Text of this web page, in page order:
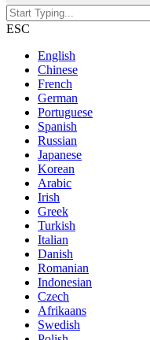
ESC
English
Chinese
French
German
Portuguese
Spanish
Russian
Japanese
Korean
Arabic
Irish
Greek
Turkish
Italian
Danish
Romanian
Indonesian
Czech
Afrikaans
Swedish